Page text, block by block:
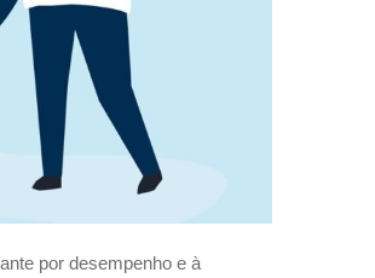
por desempenho e à